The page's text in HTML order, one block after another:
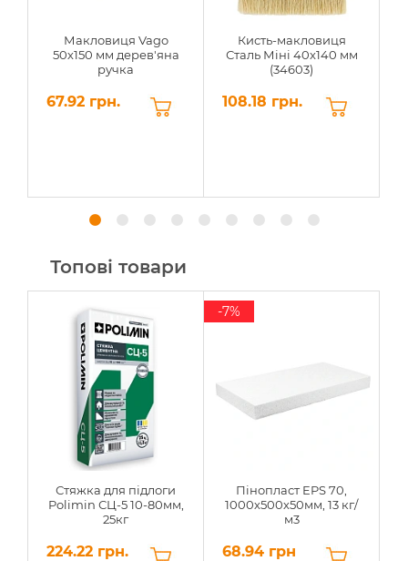
Макловиця Vago
50х150 мм дерев'яна
ручка
67.92 грн.
Кисть-макловиця
Сталь Міні 40x140 мм
(34603)
108.18 грн.
Топові товари
Стяжка для підлоги
Polimin СЦ-5 10-80мм,
25кг
224.22 грн.
Пінопласт EPS 70,
1000х500х50мм, 13 кг/
м3
68.94 грн
-7%